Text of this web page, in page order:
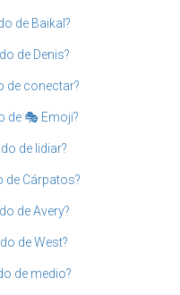
de Baikal?
de Denis?
de conectar?
de 🎭 Emoji?
de lidiar?
de Cárpatos?
de Avery?
de West?
de medio?